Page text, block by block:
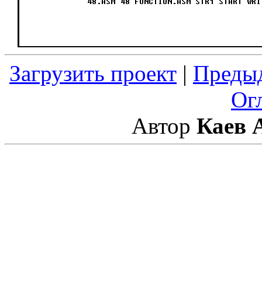
Загрузить проект |
Автор Каев